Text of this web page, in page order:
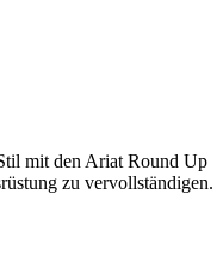
mit den Ariat Round Up
zu vervollständigen.